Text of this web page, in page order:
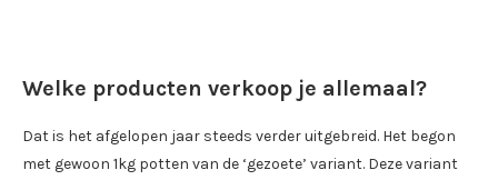
Welke producten verkoop je allemaal?
Dat is het afgelopen jaar steeds verder uitgebreid. Het begon
met gewoon 1kg potten van de ‘gezoete’ variant. Deze variant